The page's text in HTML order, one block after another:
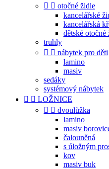
  otočné židle
kancelářské
kancelářská
dětské otočné
truhly
  nábytek pro děti
lamino
masiv
sedáky
systémový nábytek
  LOŽNICE
  dvoulůžka
lamino
masiv
čalouněná
s úložným
kov
masiv buk